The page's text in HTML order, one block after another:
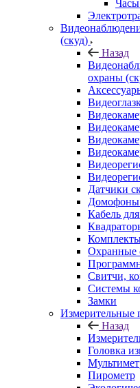
(скуд)
Назад
охраны
Датчики
Домофоны
Кабель
Охранные
Свитчи,
Системы
Замки
Измерительные
Назад
Головка
Пирометр